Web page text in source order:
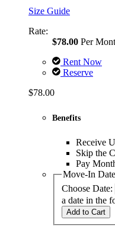
Size Guide
Rate:
$78.00 Per
Rent Now
Reserve
$78.00
Benefits
Receive
Skip the
Pay
Move-In Date
Choose Date:
a date in the
Add to Cart